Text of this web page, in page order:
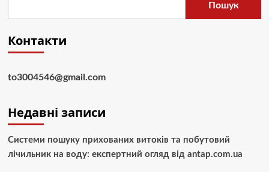
Пошук
Контакти
to3004546@gmail.com
Недавні записи
Системи пошуку прихованих витоків та побутовий
лічильник на воду: експертний огляд від antap.com.ua